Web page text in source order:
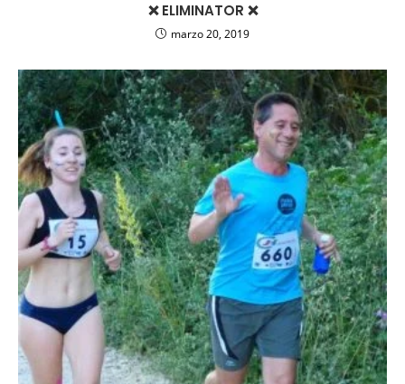
❌ ELIMINATOR ❌
marzo 20, 2019